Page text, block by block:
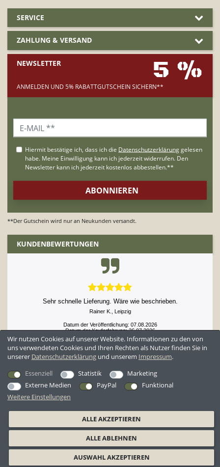
SERVICE
ZAHLUNG & VERSAND
NEWSLETTER 5 %
ANMELDEN UND 5% RABATTGUTSCHEIN SICHERN**
**Der Gutschein wird nur an Neukunden versandt.
KUNDENBEWERTUNGEN
Sehr schnelle Lieferung. Wäre wie beschrieben.
Rainer K., Leipzig
Datum der Veröffentlichung: 07.08.2026
Datum der Kauferfahrung: 26.07.2026
Wir nutzen Cookies auf unserer Website. Informationen zu den von
uns verwendeten Cookies und Ihren Rechten als Nutzer finden Sie in
unserer Daten­schutz­erklärung und unserem Impressum.
Essenziell
Statistik
Marketing
Externe Medien
PayPal
Funktional
Weitere Einstellungen
ALLE AKZEPTIEREN
ALLE ABLEHNEN
AUSWAHL AKZEPTIEREN
AGB Datenschutzerklärung Widerrufsrecht
Widerrufsformular
Barrierefreiheitserklärung
Impressum
© 2026 BW-Shop GmbH